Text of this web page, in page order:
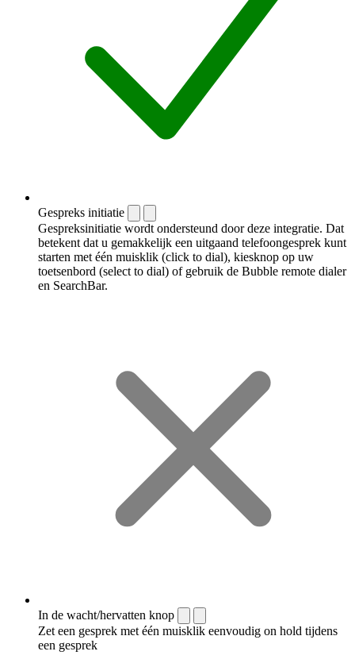
Gespreks initiatie
Gespreksinitiatie wordt ondersteund door deze integratie. Dat
betekent dat u gemakkelijk een uitgaand telefoongesprek kunt
starten met één muisklik (click to dial), kiesknop op uw
toetsenbord (select to dial) of gebruik de Bubble remote dialer
en SearchBar.
In de wacht/hervatten knop
Zet een gesprek met één muisklik eenvoudig on hold tijdens
een gesprek